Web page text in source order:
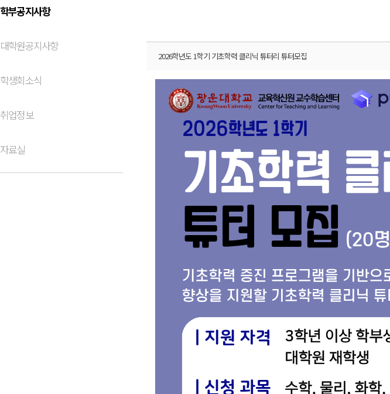
학부공지사항
대학원공지사항
학생회소식
취업정보
자료실
2026학년도 1학기 기초학력 클리닉 튜터리 튜터모집